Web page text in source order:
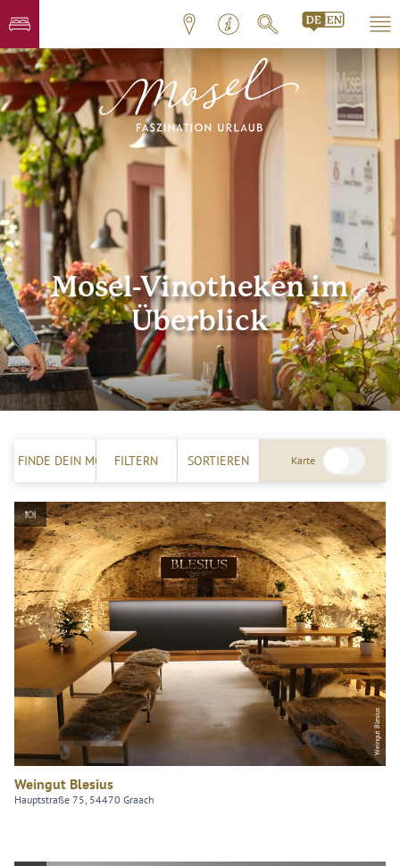
Mosel-Vinotheken im
Überblick
FINDE DEIN MOSELERLEBNIS!
FILTERN SORTIEREN Karte
Weingut Blesius
Weingut Blesius
Hauptstraße 75, 54470 Graach